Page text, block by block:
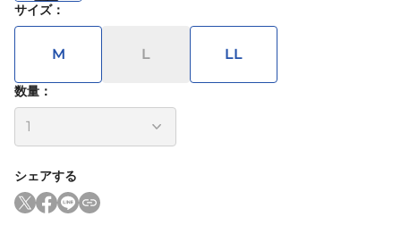
サイズ：
M L LL
数量：
シェアする